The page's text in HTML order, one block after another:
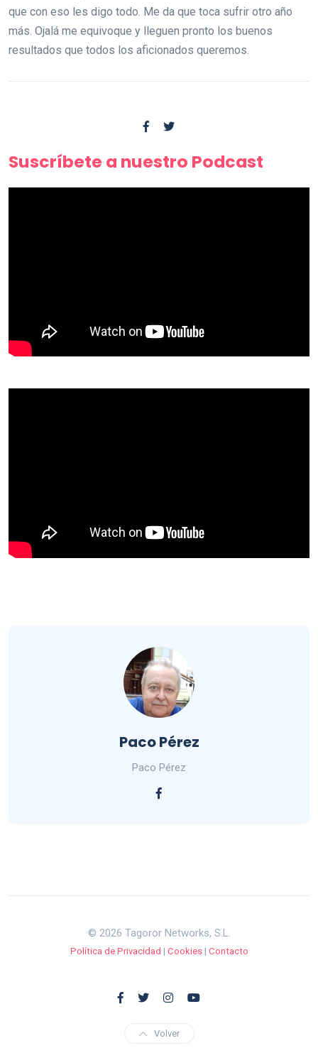
que con eso les digo todo. Me da que toca sufrir otro año
más. Ojalá me equivoque y lleguen pronto los buenos
resultados que todos los aficionados queremos.
Suscríbete a nuestro Podcast
Paco Pérez
Paco Pérez
© 2026 Tagoror Networks, S.L.
Política de Privacidad | Cookies| Contacto
Volver